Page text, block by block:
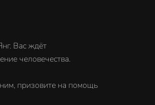
Вас ждёт
человечества.
призовите на помощь